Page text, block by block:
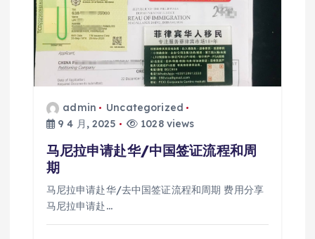
admin
Uncategorized
9 4 月, 2025
1028 views
马尼拉申请赴华/中国签证流程和周
期
马尼拉申请赴华/去中国签证流程和周期 费用分享
马尼拉申请赴…